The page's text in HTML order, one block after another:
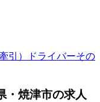
引）ドライバーその
・焼津市の求人